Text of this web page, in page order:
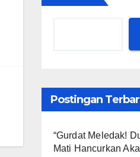
Postingan
“Gurdat Meledak!
Mati Hancurkan